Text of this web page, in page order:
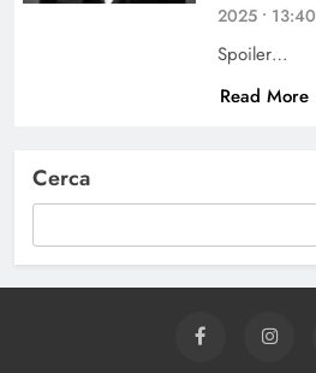
2025 • 13:40
Spoiler…
Read More
Cerca